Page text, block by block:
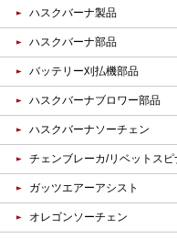
ハスクバーナ製品
ハスクバーナ部品
バッテリー刈払機部品
ハスクバーナブロワー部品
ハスクバーナソーチェン
チェンブレーカ/リベットスピ
ガッツエアーアシスト
オレゴンソーチェン